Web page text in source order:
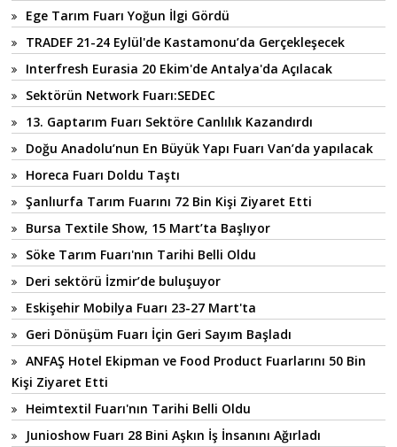
Ege Tarım Fuarı Yoğun İlgi Gördü
TRADEF 21-24 Eylül'de Kastamonu’da Gerçekleşecek
Interfresh Eurasia 20 Ekim'de Antalya'da Açılacak
Sektörün Network Fuarı:SEDEC
13. Gaptarım Fuarı Sektöre Canlılık Kazandırdı
Doğu Anadolu’nun En Büyük Yapı Fuarı Van’da yapılacak
Horeca Fuarı Doldu Taştı
Şanlıurfa Tarım Fuarını 72 Bin Kişi Ziyaret Etti
Bursa Textile Show, 15 Mart’ta Başlıyor
Söke Tarım Fuarı'nın Tarihi Belli Oldu
Deri sektörü İzmir’de buluşuyor
Eskişehir Mobilya Fuarı 23-27 Mart'ta
Geri Dönüşüm Fuarı İçin Geri Sayım Başladı
ANFAŞ Hotel Ekipman ve Food Product Fuarlarını 50 Bin
Kişi Ziyaret Etti
Heimtextil Fuarı'nın Tarihi Belli Oldu
Junioshow Fuarı 28 Bini Aşkın İş İnsanını Ağırladı